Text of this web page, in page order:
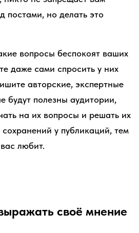
постами, но делать это
вопросы беспокоят ваших
даже сами спросить у них
авторские, экспертные
будут полезны аудитории,
на их вопросы и решать их
у публикаций, тем
любит.
своё мнение